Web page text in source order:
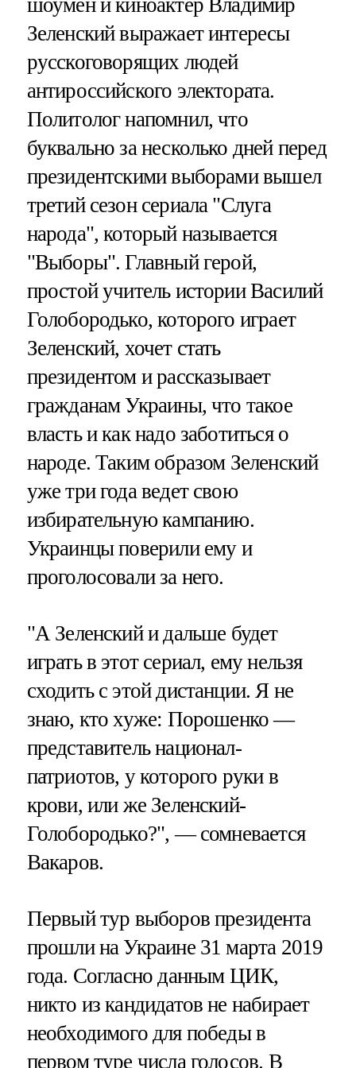
Зеленский выражает интересы
русскоговорящих людей
антироссийского электората.
Политолог напомнил, что
буквально за несколько дней перед
президентскими выборами вышел
третий сезон сериала "Слуга
народа", который называется
"Выборы". Главный герой,
простой учитель истории Василий
Голобородько, которого играет
Зеленский, хочет стать
президентом и рассказывает
гражданам Украины, что такое
власть и как надо заботиться о
народе. Таким образом Зеленский
уже три года ведет свою
избирательную кампанию.
Украинцы поверили ему и
проголосовали за него.
"А Зеленский и дальше будет
играть в этот сериал, ему нельзя
сходить с этой дистанции. Я не
знаю, кто хуже: Порошенко —
представитель национал-
патриотов, у которого руки в
крови, или же Зеленский-
Голобородько?", — сомневается
Вакаров.
Первый тур выборов президента
прошли на Украине 31 марта 2019
года. Согласно данным ЦИК,
никто из кандидатов не набирает
необходимого для победы в
первом туре числа голосов. В